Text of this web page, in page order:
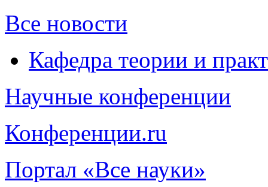
Все новости
Кафедра теории и
Научные конференции
Конференции.ru
Портал «Все науки»